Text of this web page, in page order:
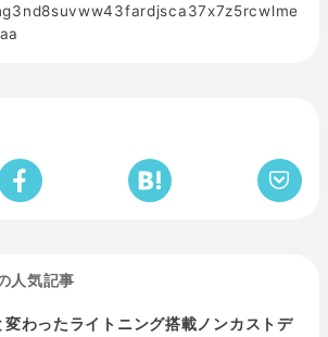
人気記事
変わったライトニング搭載ノンカストデ